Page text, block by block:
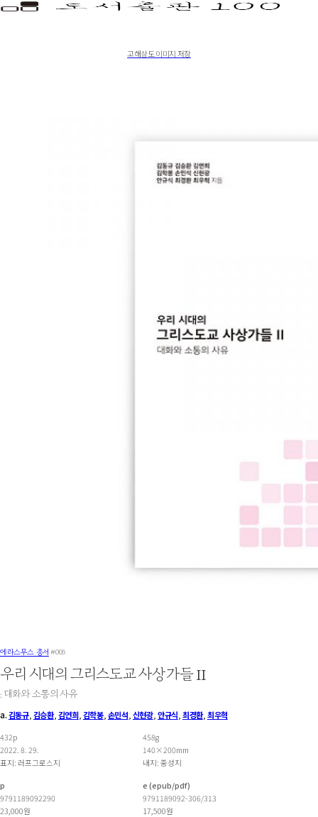
고해상도 이미지 저장
에라스무스 총서 #006
우리 시대의 그리스도교 사상가들 II
: 대화와 소통의 사유
a.김동규, 김승환, 김연희, 김학봉, 손민석 신현광, 안규식 최경환, 최우혁
432p
458g
2022. 8. 29.
140×200mm
표지: 러프그로스지
내지: 중성지
p
e (epub/pdf)
9791189092290
9791189092-306/313
23,000원
17,500원